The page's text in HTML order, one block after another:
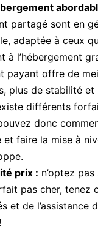
partagé sont en
adaptée à ceux
à l’hébergement
payant offre de
plus de stabilité et
différents
donc
faire la mise à
prix : n’optez
pas cher, tenez
et de l’assistance